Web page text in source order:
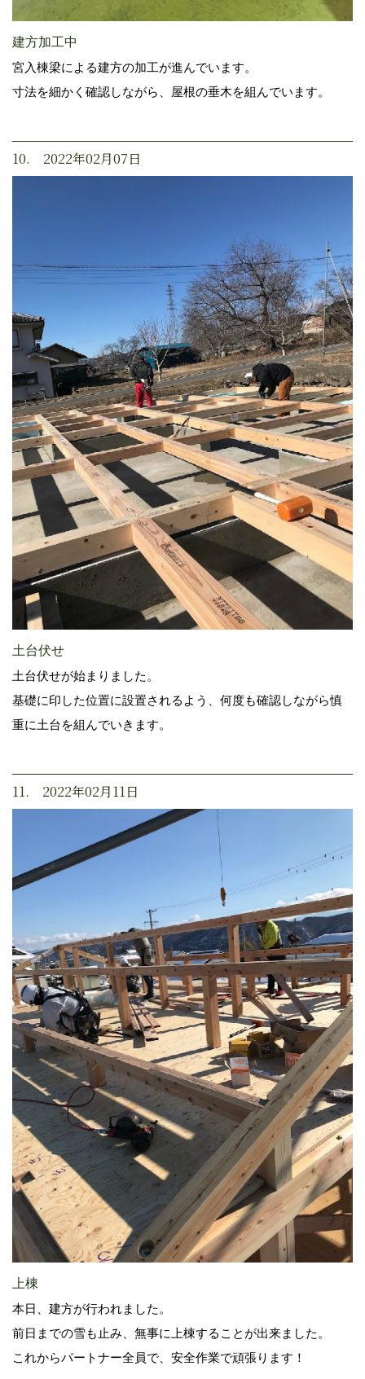
建方加工中
宮入棟梁による建方の加工が進んでいます。
寸法を細かく確認しながら、屋根の垂木を組んでいます。
10. 2022年02月07日
土台伏せ
土台伏せが始まりました。
基礎に印した位置に設置されるよう、何度も確認しながら慎
重に土台を組んでいきます。
11. 2022年02月11日
上棟
本日、建方が行われました。
前日までの雪も止み、無事に上棟することが出来ました。
これからパートナー全員で、安全作業で頑張ります！